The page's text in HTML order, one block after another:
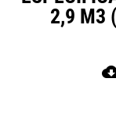
2,9 M3